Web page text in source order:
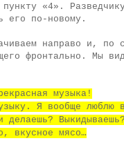
«4».
его по-новому.
направо и, по
фронтально. Мы
музыка!
Я вообще люблю
делаешь?
вкусное мясо…